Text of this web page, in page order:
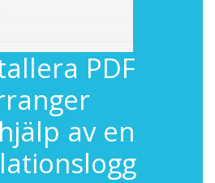
PDF
av en